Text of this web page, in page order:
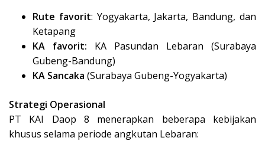
Rute favorit: Yogyakarta, Jakarta, Bandung, dan
Ketapang
KA favorit: KA Pasundan Lebaran (Surabaya
Gubeng-Bandung)
KA Sancaka (Surabaya Gubeng-Yogyakarta)
Strategi Operasional
PT KAI Daop 8 menerapkan beberapa kebijakan
khusus selama periode angkutan Lebaran: